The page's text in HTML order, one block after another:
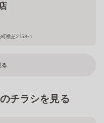
横芝2158-1
る
チラシを見る